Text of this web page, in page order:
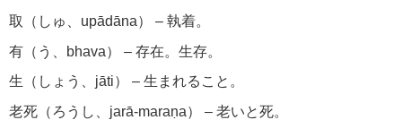
取（しゅ、upādāna） – 執着。
有（う、bhava） – 存在。生存。
生（しょう、jāti） – 生まれること。
老死（ろうし、jarā-maraṇa） – 老いと死。